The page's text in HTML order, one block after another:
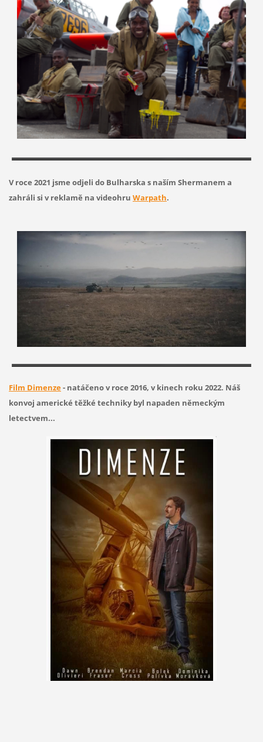
V roce 2021 jsme odjeli do Bulharska s naším Shermanem a
zahráli si v reklamě na videohru Warpath.
Film Dimenze- natáčeno v roce 2016, v kinech roku 2022. Náš
konvoj americké těžké techniky byl napaden německým
letectvem...